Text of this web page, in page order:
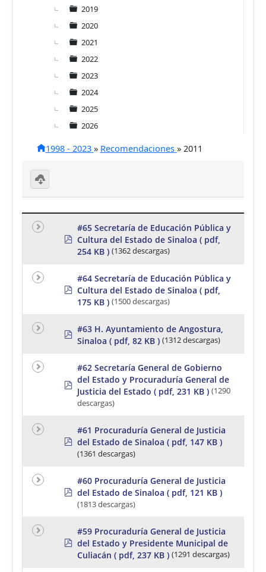
2019
2020
2021
2022
2023
2024
2025
2026
1998 - 2023 » Recomendaciones » 2011
w
nl
o
le
ct
p
#65 Secretaría de Educación Pública y
Cultura del Estado de Sinaloa ( pdf,
254 KB ) (1362 descargas)
p
#64 Secretaría de Educación Pública y
Cultura del Estado de Sinaloa ( pdf,
175 KB ) (1500 descargas)
p
f
#63 H. Ayuntamiento de Angostura,
Sinaloa ( pdf, 82 KB ) (1312 descargas)
p
d
#62 Secretaría General de Gobierno
del Estado y Procuraduría General de
Justicia del Estado ( pdf, 231 KB ) (1290
descargas)
p
#61 Procuraduría General de Justicia
del Estado de Sinaloa ( pdf, 147 KB )
(1361 descargas)
p
#60 Procuraduría General de Justicia
del Estado de Sinaloa ( pdf, 121 KB )
(1813 descargas)
p
#59 Procuraduría General de Justicia
del Estado y Presidente Municipal de
Culiacán ( pdf, 237 KB ) (1291 descargas)